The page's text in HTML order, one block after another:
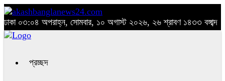
ঢাকা ০৩:০৪ অপরাহ্ন, সোমবার, ১০ অগাস্ট ২০২৬, ২৬ শ্রাবণ ১৪৩৩ বঙ্গাব্দ
প্রচ্ছদ